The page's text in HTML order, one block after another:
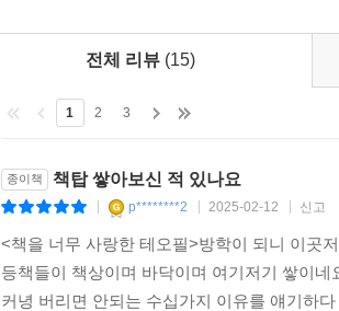
전체 리뷰 (15)
1 2 3
종이책 책탑 쌓아보신 적 있나요
p********2 2025-02-12 신고
<책을 너무 사랑한 테오필>방학이 되니 이곳
등책들이 책상이며 바닥이며 여기저기 쌓이
커녕 버리면 안되는 수십가지 이유를 얘기하